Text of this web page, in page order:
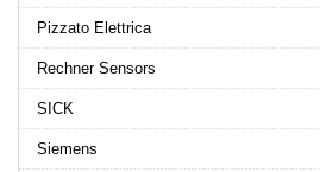
Pizzato Elettrica
Rechner Sensors
SICK
Siemens